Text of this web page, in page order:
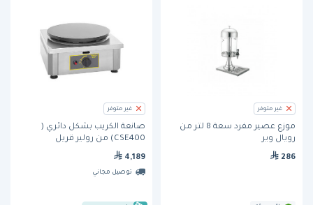
غير متوفر
موزع عصير مفرد سعة 8 لتر من
رويال وير
286
غير متوفر
صانعة الكريب بشكل دائري (
CSE400) من رولير قريل
4,189
توصيل مجاني